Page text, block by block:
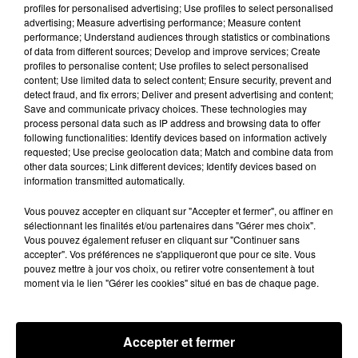
Publié : 15 mai 2020 à 15h20 par A.L.
Date de sortie non
communiquée
Pour l'heure, la fratrie Coen ne s’est pas encore
exprimée sur cette annonce tonitruante.
Toutefois, une source proche de la production a
révélé que cela faisait de nombreux mois queJoel
et Ethan Coeny travaillaient.Si aucune date de
sortie n'a pour l'instant été communiquée, le
casting du film est lui aussi inconnu
productions sont actuellement totalement
stoppées à Hollywood en raison des mesures de
confinement contre le Covid-19.
Fil actus
Moha MMZ dévoile « Mikasa », un nouveau
single entre amour et...
profiles for personalised advertising; Use profiles to select personalised
advertising; Measure advertising performance; Measure content
performance; Understand audiences through statistics or combinations
of data from different sources; Develop and improve services; Create
profiles to personalise content; Use profiles to select personalised
content; Use limited data to select content; Ensure security, prevent and
detect fraud, and fix errors; Deliver and present advertising and content;
Save and communicate privacy choices. These technologies may
process personal data such as IP address and browsing data to offer
following functionalities: Identify devices based on information actively
requested; Use precise geolocation data; Match and combine data from
other data sources; Link different devices; Identify devices based on
information transmitted automatically.
Vous pouvez accepter en cliquant sur "Accepter et fermer", ou affiner en
sélectionnant les finalités et/ou partenaires dans "Gérer mes choix".
Vous pouvez également refuser en cliquant sur "Continuer sans
accepter". Vos préférences ne s'appliqueront que pour ce site. Vous
pouvez mettre à jour vos choix, ou retirer votre consentement à tout
moment via le lien "Gérer les cookies" situé en bas de chaque page.
Accepter et fermer